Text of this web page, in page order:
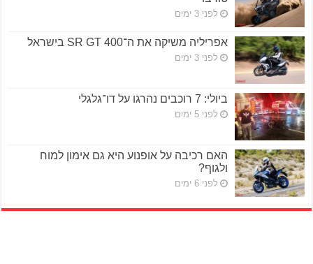
לפני 3 ימים
אפריליה משיקה את ה־SR GT 400 בישראל
לפני 3 ימים
ביולי: 7 רוכבים נהרגו על דו־גלגלי
לפני 5 ימים
האם רכיבה על אופנוע היא גם אימון למוח
ולגוף?
לפני 6 ימים